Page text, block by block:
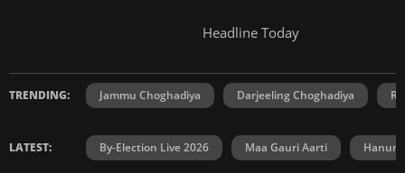
Headline Today
TRENDING: Jammu Choghadiya Darjeeling Choghadiya
LATEST: By-Election Live 2026 Maa Gauri Aarti